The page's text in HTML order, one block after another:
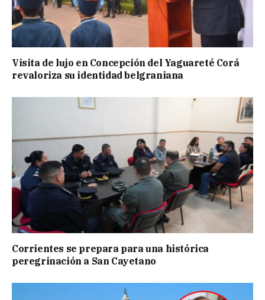
Visita de lujo en Concepción del Yaguareté Corá
revaloriza su identidad belgraniana
Corrientes se prepara para una histórica
peregrinación a San Cayetano